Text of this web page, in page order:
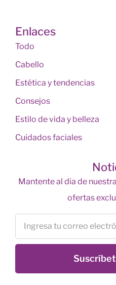
Enlaces
Todo
Cabello
Estética y tendencias
Consejos
Estilo de vida y belleza
Cuidados faciales
Mantente al dia de
ofertas